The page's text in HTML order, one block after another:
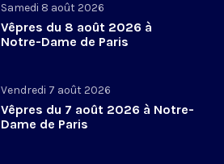
Samedi 8 août 2026
Vêpres du 8 août 2026 à
Notre-Dame de Paris
Vendredi 7 août 2026
Vêpres du 7 août 2026 à Notre-
Dame de Paris